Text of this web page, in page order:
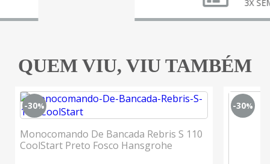
3X SEM JUROS
QUEM VIU, VIU TAMBÉM
-30%
Monocomando De Bancada Rebris S 110
CoolStart Preto Fosco Hansgrohe
-30%